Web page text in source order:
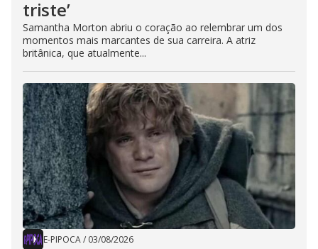
triste’
Samantha Morton abriu o coração ao relembrar um dos
momentos mais marcantes de sua carreira. A atriz
britânica, que atualmente...
E-PIPOCA/ 03/08/2026